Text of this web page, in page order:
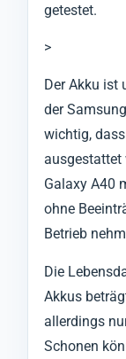
getestet.
>
Der Akku ist
der
wichtig,
ausgestattet
Galaxy A40
ohne
Betrieb
Die
Akkus
allerdings
Schonen